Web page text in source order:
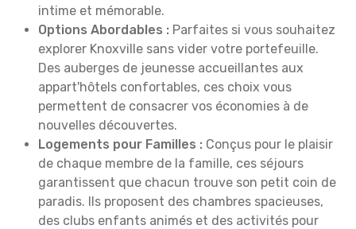
intime et mémorable.
Options Abordables : Parfaites si vous souhaitez
explorer Knoxville sans vider votre portefeuille.
Des auberges de jeunesse accueillantes aux
appart'hôtels confortables, ces choix vous
permettent de consacrer vos économies à de
nouvelles découvertes.
Logements pour Familles : Conçus pour le plaisir
de chaque membre de la famille, ces séjours
garantissent que chacun trouve son petit coin de
paradis. Ils proposent des chambres spacieuses,
des clubs enfants animés et des activités pour